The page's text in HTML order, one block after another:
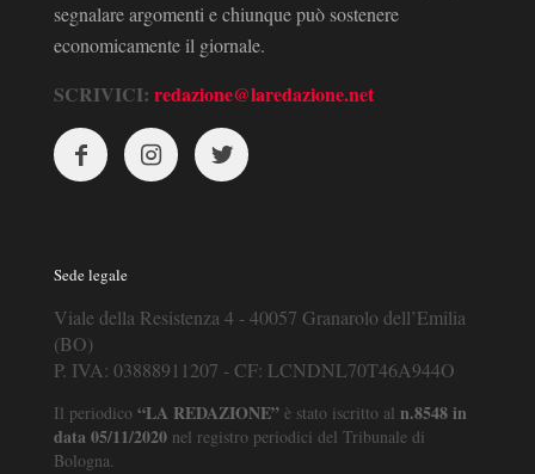
segnalare argomenti e chiunque può sostenere
economicamente il giornale.
SCRIVICI: redazione@laredazione.net
Sede legale
Viale della Resistenza 4 - 40057 Granarolo dell’Emilia
(BO)
P. IVA: 03888911207 - CF: LCNDNL70T46A944O
Il periodico “LA REDAZIONE” è stato iscritto al n.8548 in
data 05/11/2020 nel registro periodici del Tribunale di
Bologna.